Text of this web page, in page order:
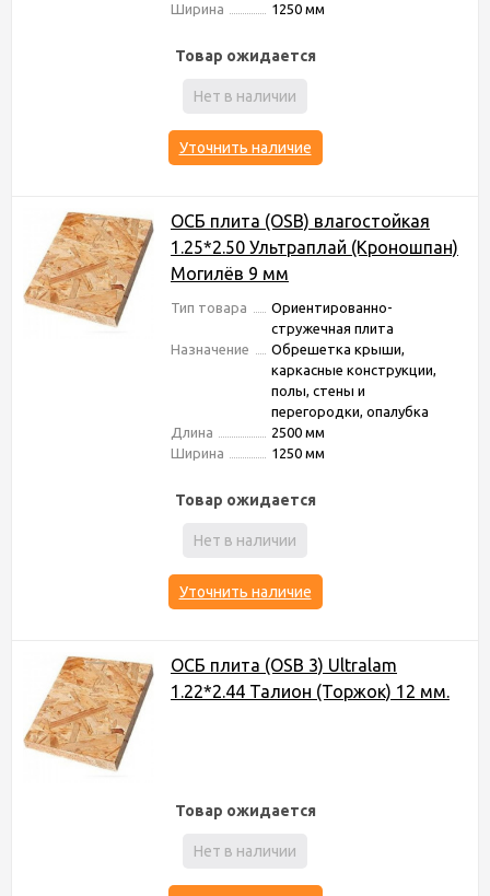
Ширина
1250 мм
Товар ожидается
Нет в наличии
Уточнить наличие
ОСБ плита (OSB) влагостойкая
1.25*2.50 Ультраплай (Кроношпан)
Могилёв 9 мм
Тип товара
Ориентированно-
стружечная плита
Назначение
Обрешетка крыши,
каркасные конструкции,
полы, стены и
перегородки, опалубка
Длина
2500 мм
Ширина
1250 мм
Товар ожидается
Нет в наличии
Уточнить наличие
ОСБ плита (OSB 3) Ultralam
1.22*2.44 Талион (Торжок) 12 мм.
Товар ожидается
Нет в наличии